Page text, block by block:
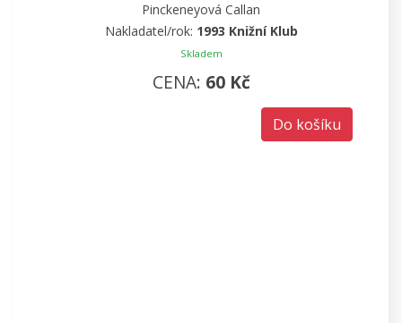
Pinckeneyová Callan
Nakladatel/rok: 1993 Knižní Klub
Skladem
CENA: 60 Kč
Do košíku